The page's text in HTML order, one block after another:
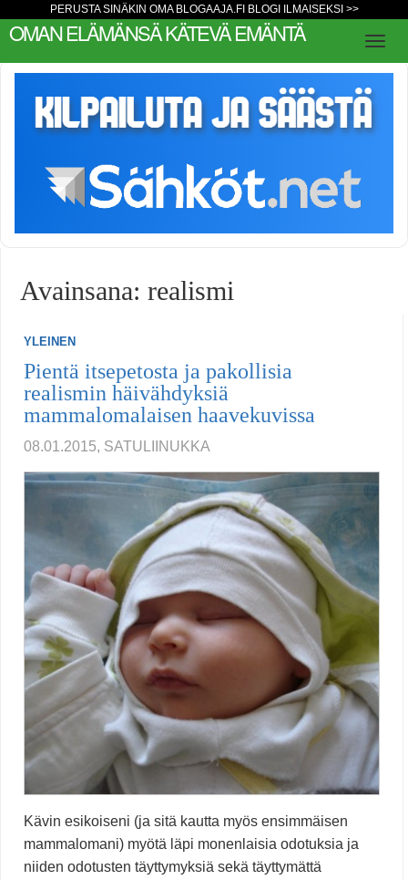
PERUSTA SINÄKIN OMA BLOGAAJA.FI BLOGI ILMAISEKSI >>
OMAN ELÄMÄNSÄ KÄTEVÄ EMÄNTÄ
Avainsana: realismi
YLEINEN
Pientä itsepetosta ja pakollisia
realismin häivähdyksiä
mammalomalaisen haavekuvissa
08.01.2015, SATULIINUKKA
Kävin esikoiseni (ja sitä kautta myös ensimmäisen
mammalomani) myötä läpi monenlaisia odotuksia ja
niiden odotusten täyttymyksiä sekä täyttymättä